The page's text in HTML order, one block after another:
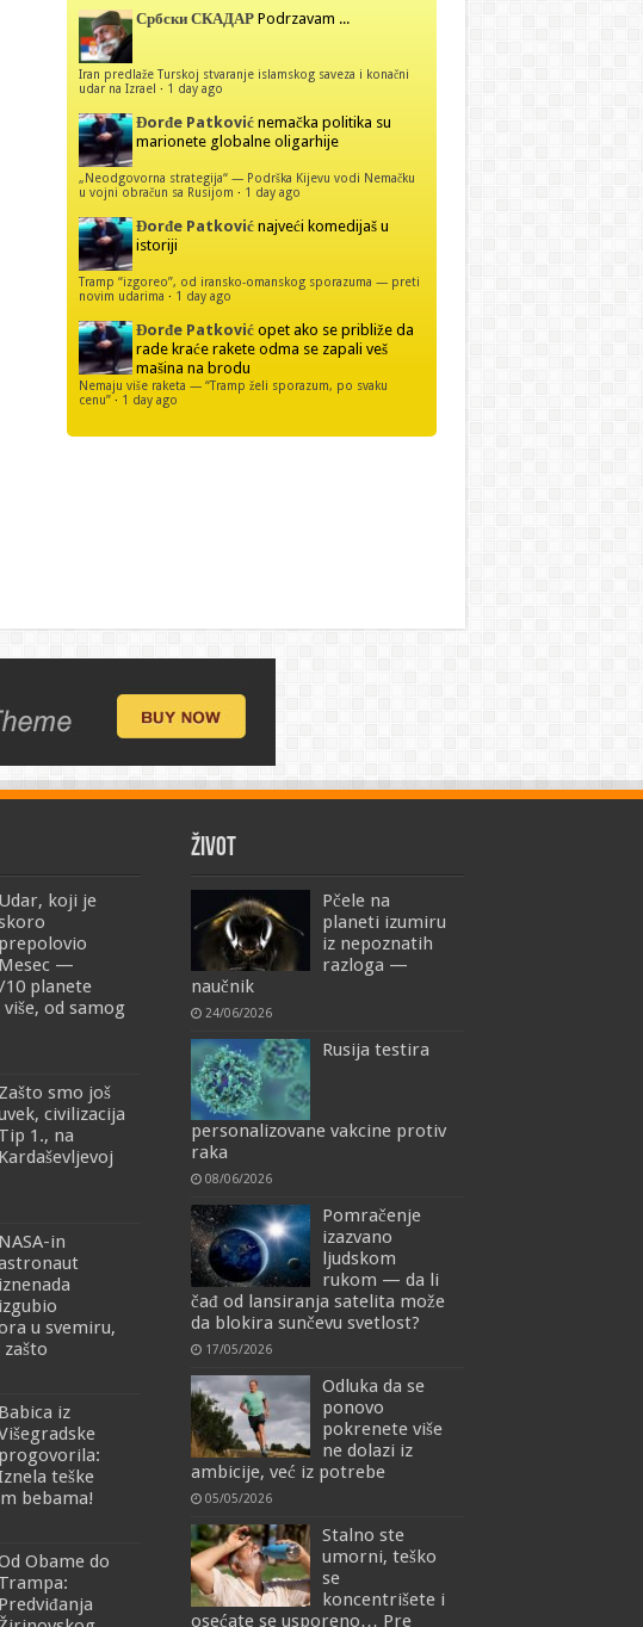
Србски СКАДАР Podrzavam ...
Iran predlaže Turskoj stvaranje islamskog saveza i konačni
udar na Izrael · 1 day ago
Đorđe Patković nemačka politika su
marionete globalne oligarhije
„Neodgovorna strategija“ — Podrška Kijevu vodi Nemačku
u vojni obračun sa Rusijom · 1 day ago
Đorđe Patković najveći komedijaš u
istoriji
Tramp “izgoreo”, od iransko-omanskog sporazuma — preti
novim udarima · 1 day ago
Đorđe Patković opet ako se približe da
rade kraće rakete odma se zapali veš
mašina na brodu
Nemaju više raketa — “Tramp želi sporazum, po svaku
cenu”· 1 day ago
Udar, koji je
prepolovio
Mesec —
planete
od samog
Zašto smo još
civilizacija
Tip 1., na
Kardaševljevoj
NASA-in
iznenada
izgubio
u svemiru,
Babica iz
progovorila:
teške
bebama!
Obame do
Trampa:
Predviđanja
ŽIVOT
Pčele na
planeti izumiru
iz nepoznatih
razloga —
naučnik
24/06/2026
Rusija testira
personalizovane vakcine protiv
raka
08/06/2026
Pomračenje
izazvano
ljudskom
rukom — da li
čađ od lansiranja satelita može
da blokira sunčevu svetlost?
17/05/2026
Odluka da se
ponovo
pokrenete više
ne dolazi iz
ambicije, već iz potrebe
05/05/2026
Stalno ste
umorni, teško
se
koncentrišete i
osećate se usporeno… Pre